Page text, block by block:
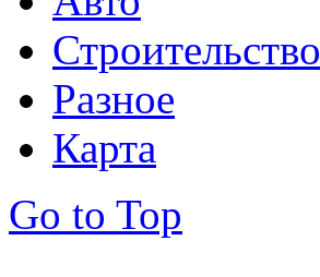
Строительство
Разное
Карта
Go to Top